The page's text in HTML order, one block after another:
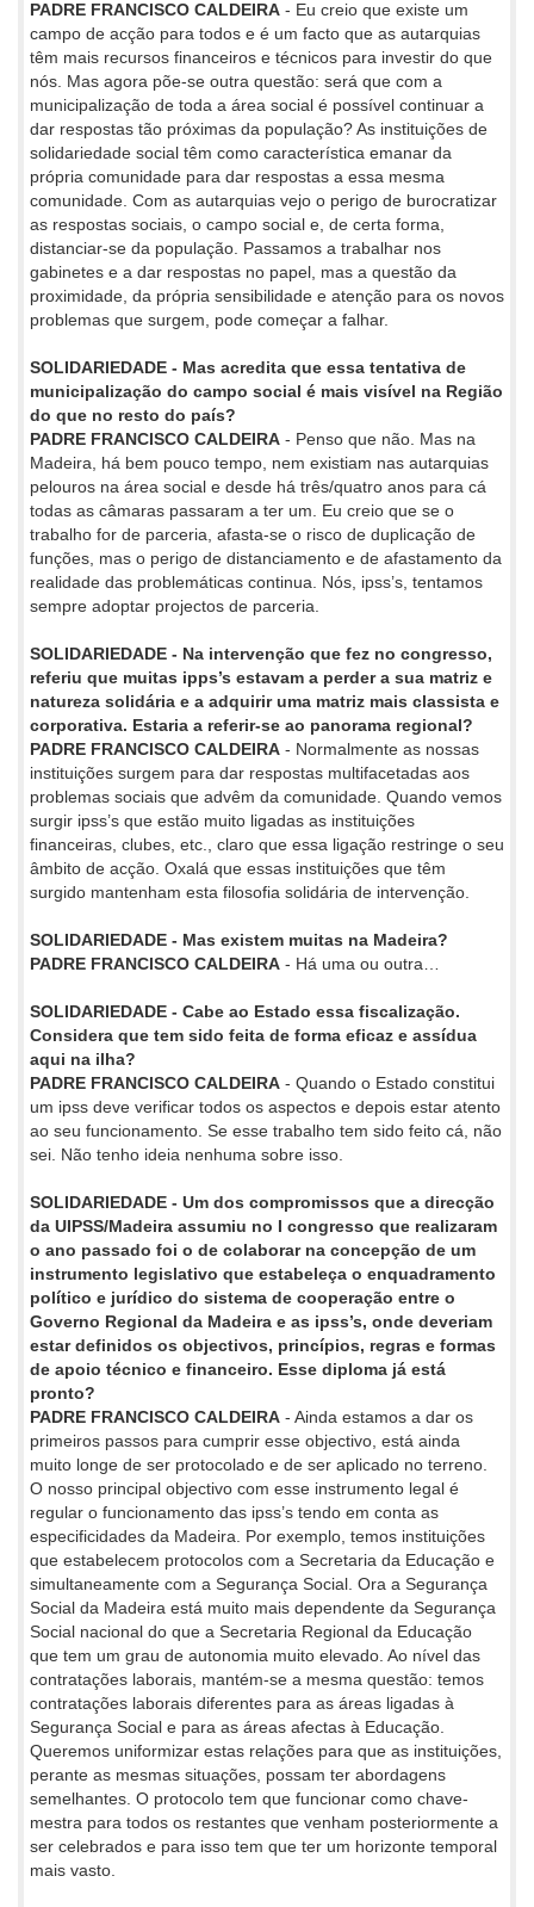
PADRE FRANCISCO CALDEIRA - Eu creio que existe um
campo de acção para todos e é um facto que as autarquias
têm mais recursos financeiros e técnicos para investir do que
nós. Mas agora põe-se outra questão: será que com a
municipalização de toda a área social é possível continuar a
dar respostas tão próximas da população? As instituições de
solidariedade social têm como característica emanar da
própria comunidade para dar respostas a essa mesma
comunidade. Com as autarquias vejo o perigo de burocratizar
as respostas sociais, o campo social e, de certa forma,
distanciar-se da população. Passamos a trabalhar nos
gabinetes e a dar respostas no papel, mas a questão da
proximidade, da própria sensibilidade e atenção para os novos
problemas que surgem, pode começar a falhar.
SOLIDARIEDADE - Mas acredita que essa tentativa de
municipalização do campo social é mais visível na Região
do que no resto do país?
PADRE FRANCISCO CALDEIRA - Penso que não. Mas na
Madeira, há bem pouco tempo, nem existiam nas autarquias
pelouros na área social e desde há três/quatro anos para cá
todas as câmaras passaram a ter um. Eu creio que se o
trabalho for de parceria, afasta-se o risco de duplicação de
funções, mas o perigo de distanciamento e de afastamento da
realidade das problemáticas continua. Nós, ipss’s, tentamos
sempre adoptar projectos de parceria.
SOLIDARIEDADE - Na intervenção que fez no congresso,
referiu que muitas ipps’s estavam a perder a sua matriz e
natureza solidária e a adquirir uma matriz mais classista e
corporativa. Estaria a referir-se ao panorama regional?
PADRE FRANCISCO CALDEIRA - Normalmente as nossas
instituições surgem para dar respostas multifacetadas aos
problemas sociais que advêm da comunidade. Quando vemos
surgir ipss’s que estão muito ligadas as instituições
financeiras, clubes, etc., claro que essa ligação restringe o seu
âmbito de acção. Oxalá que essas instituições que têm
surgido mantenham esta filosofia solidária de intervenção.
SOLIDARIEDADE - Mas existem muitas na Madeira?
PADRE FRANCISCO CALDEIRA - Há uma ou outra…
SOLIDARIEDADE - Cabe ao Estado essa fiscalização.
Considera que tem sido feita de forma eficaz e assídua
aqui na ilha?
PADRE FRANCISCO CALDEIRA - Quando o Estado constitui
um ipss deve verificar todos os aspectos e depois estar atento
ao seu funcionamento. Se esse trabalho tem sido feito cá, não
sei. Não tenho ideia nenhuma sobre isso.
SOLIDARIEDADE - Um dos compromissos que a direcção
da UIPSS/Madeira assumiu no I congresso que realizaram
o ano passado foi o de colaborar na concepção de um
instrumento legislativo que estabeleça o enquadramento
político e jurídico do sistema de cooperação entre o
Governo Regional da Madeira e as ipss’s, onde deveriam
estar definidos os objectivos, princípios, regras e formas
de apoio técnico e financeiro. Esse diploma já está
pronto?
PADRE FRANCISCO CALDEIRA - Ainda estamos a dar os
primeiros passos para cumprir esse objectivo, está ainda
muito longe de ser protocolado e de ser aplicado no terreno.
O nosso principal objectivo com esse instrumento legal é
regular o funcionamento das ipss’s tendo em conta as
especificidades da Madeira. Por exemplo, temos instituições
que estabelecem protocolos com a Secretaria da Educação e
simultaneamente com a Segurança Social. Ora a Segurança
Social da Madeira está muito mais dependente da Segurança
Social nacional do que a Secretaria Regional da Educação
que tem um grau de autonomia muito elevado. Ao nível das
contratações laborais, mantém-se a mesma questão: temos
contratações laborais diferentes para as áreas ligadas à
Segurança Social e para as áreas afectas à Educação.
Queremos uniformizar estas relações para que as instituições,
perante as mesmas situações, possam ter abordagens
semelhantes. O protocolo tem que funcionar como chave-
mestra para todos os restantes que venham posteriormente a
ser celebrados e para isso tem que ter um horizonte temporal
mais vasto.